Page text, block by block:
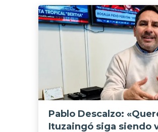
Pablo Descalzo:
Ituzaingó siga siendo